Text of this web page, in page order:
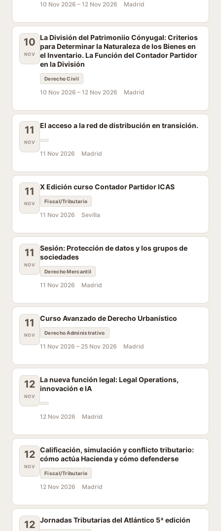
10 Nov 2026 – 12 Nov 2026 Madrid
10
NOV
La División del Patrimoniio Cónyugal: Criterios
para Determinar la Naturaleza de los Bienes en
el Inventario. La Función del Contador Partidor
en la División
Derecho Civil
10 Nov 2026 – 12 Nov 2026 Madrid
11
NOV
El acceso a la red de distribución en transición.
11 Nov 2026 Madrid
11
NOV
X Edición curso Contador Partidor ICAS
Fiscal/Tributario
11 Nov 2026 Sevilla
11
NOV
Sesión: Protección de datos y los grupos de
sociedades
Derecho Mercantil
11 Nov 2026 Madrid
11
NOV
Curso Avanzado de Derecho Urbanístico
Derecho Administrativo
11 Nov 2026 – 25 Nov 2026 Madrid
12
NOV
La nueva función legal: Legal Operations,
innovación e IA
12 Nov 2026 Madrid
12
NOV
Calificación, simulación y conflicto tributario:
cómo actúa Hacienda y cómo defenderse
Fiscal/Tributario
12 Nov 2026 Madrid
12 Jornadas Tributarias del Atlántico 5ª edición